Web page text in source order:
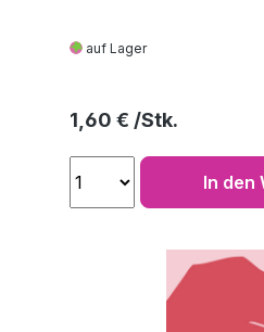
auf Lager
Regulärer Preis:
1,60 €
In den